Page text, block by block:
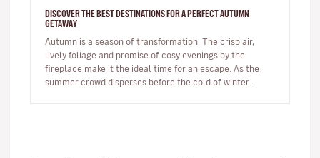
DISCOVER THE BEST DESTINATIONS FOR A PERFECT AUTUMN
GETAWAY
Autumn is a season of transformation. The crisp air,
lively foliage and promise of cosy evenings by the
fireplace make it the ideal time for an escape. As the
summer crowd disperses before the cold of winter